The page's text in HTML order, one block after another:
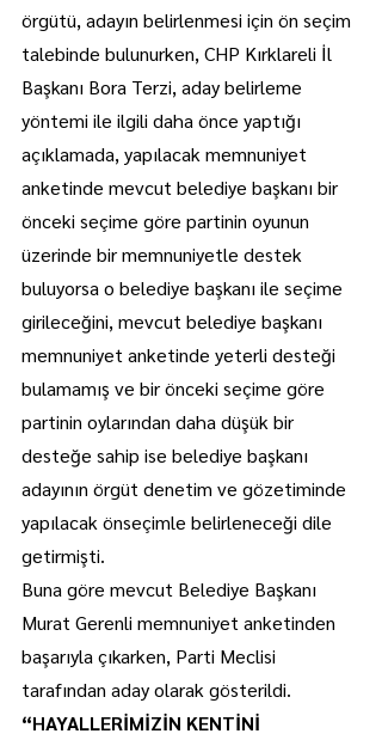
örgütü, adayın belirlenmesi için ön seçim
talebinde bulunurken, CHP Kırklareli İl
Başkanı Bora Terzi, aday belirleme
yöntemi ile ilgili daha önce yaptığı
açıklamada, yapılacak memnuniyet
anketinde mevcut belediye başkanı bir
önceki seçime göre partinin oyunun
üzerinde bir memnuniyetle destek
buluyorsa o belediye başkanı ile seçime
girileceğini, mevcut belediye başkanı
memnuniyet anketinde yeterli desteği
bulamamış ve bir önceki seçime göre
partinin oylarından daha düşük bir
desteğe sahip ise belediye başkanı
adayının örgüt denetim ve gözetiminde
yapılacak önseçimle belirleneceği dile
getirmişti.
Buna göre mevcut Belediye Başkanı
Murat Gerenli memnuniyet anketinden
başarıyla çıkarken, Parti Meclisi
tarafından aday olarak gösterildi.
“HAYALLERİMİZİN KENTİNİ